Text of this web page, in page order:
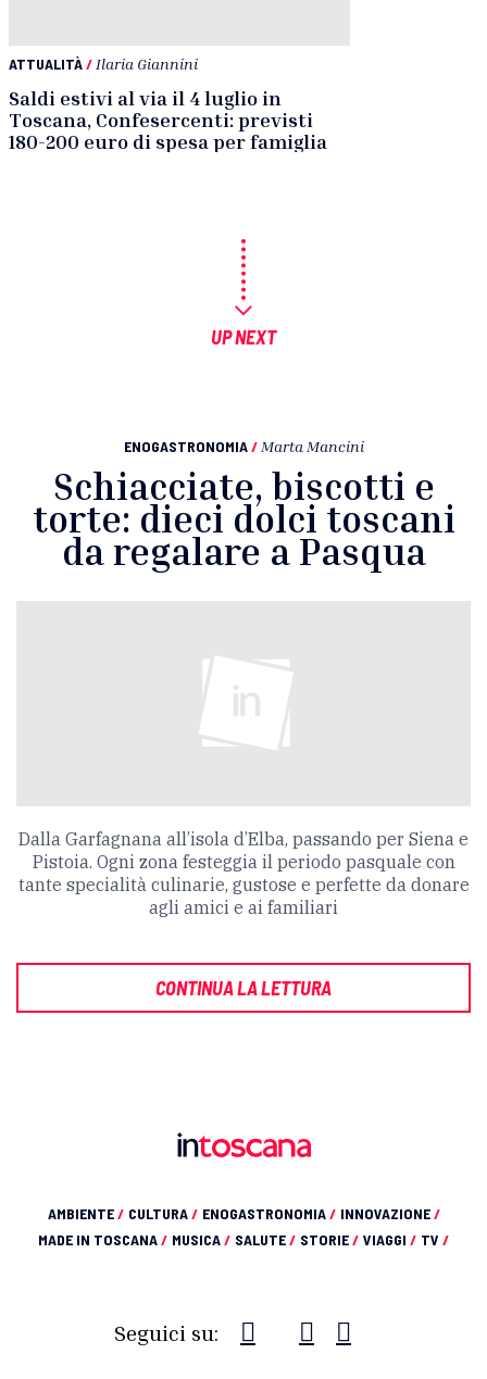
ATTUALITÀ/Ilaria Giannini
Saldi estivi al via il 4 luglio in
Toscana, Confesercenti: previsti
180-200 euro di spesa per famiglia
UP NEXT
ENOGASTRONOMIA / Marta Mancini
Schiacciate, biscotti e
torte: dieci dolci toscani
da regalare a Pasqua
Dalla Garfagnana all’isola d’Elba, passando per Siena e
Pistoia. Ogni zona festeggia il periodo pasquale con
tante specialità culinarie, gustose e perfette da donare
agli amici e ai familiari
CONTINUA LA LETTURA
AMBIENTE/ CULTURA/ ENOGASTRONOMIA/ INNOVAZIONE/
MADE IN TOSCANA/ MUSICA/ SALUTE/ STORIE/ VIAGGI / TV /
Seguici su: